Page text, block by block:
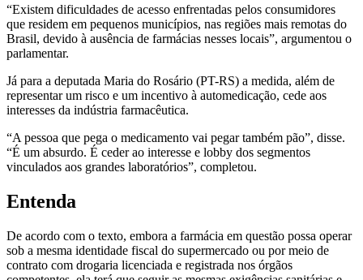
“Existem dificuldades de acesso enfrentadas pelos consumidores
que residem em pequenos municípios, nas regiões mais remotas do
Brasil, devido à ausência de farmácias nesses locais”, argumentou o
parlamentar.
Já para a deputada Maria do Rosário (PT-RS) a medida, além de
representar um risco e um incentivo à automedicação, cede aos
interesses da indústria farmacêutica.
“A pessoa que pega o medicamento vai pegar também pão”, disse.
“É um absurdo. É ceder ao interesse e lobby dos segmentos
vinculados aos grandes laboratórios”, completou.
Entenda
De acordo com o texto, embora a farmácia em questão possa operar
sob a mesma identidade fiscal do supermercado ou por meio de
contrato com drogaria licenciada e registrada nos órgãos